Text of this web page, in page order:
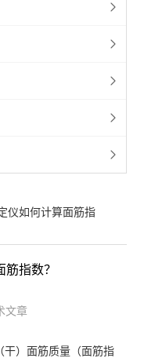
仪如何计算面筋指
指数？
文章
干）面筋质量（面筋指